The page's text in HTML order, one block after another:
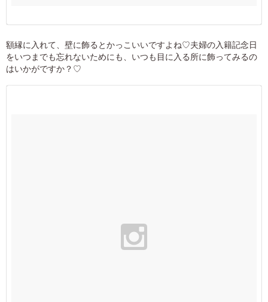
額縁に入れて、壁に飾るとかっこいいですよね♡夫婦の入籍記念日
をいつまでも忘れないためにも、いつも目に入る所に飾ってみるの
はいかがですか？♡